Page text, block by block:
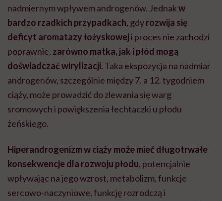
nadmiernym wpływem androgenów. Jednakw
bardzo rzadkich przypadkach, gdyrozwija się
deficyt aromatazy łożyskoweji proces nie zachodzi
poprawnie, zarówno matka, jak i płód mogą
doświadczać wirylizacji. Taka ekspozycja na nadmiar
androgenów, szczególnie między 7. a 12. tygodniem
ciąży, może prowadzić do zlewania się warg
sromowych i powiększenia łechtaczki u płodu
żeńskiego.
Hiperandrogenizm w ciąży może mieć długotrwałe
konsekwencje dla rozwoju płodu, potencjalnie
wpływając na jego wzrost, metabolizm, funkcje
sercowo-naczyniowe, funkcję rozrodczą i